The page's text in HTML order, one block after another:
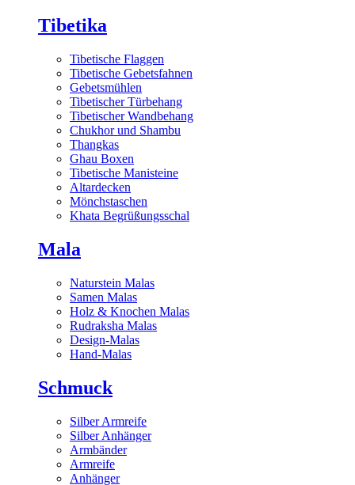
Tibetika
Tibetische Flaggen
Tibetische Gebetsfahnen
Gebetsmühlen
Tibetischer Türbehang
Tibetischer Wandbehang
Chukhor und Shambu
Thangkas
Ghau Boxen
Tibetische Manisteine
Altardecken
Mönchstaschen
Khata Begrüßungsschal
Mala
Naturstein Malas
Samen Malas
Holz & Knochen Malas
Rudraksha Malas
Design-Malas
Hand-Malas
Schmuck
Silber Armreife
Silber Anhänger
Armbänder
Armreife
Anhänger